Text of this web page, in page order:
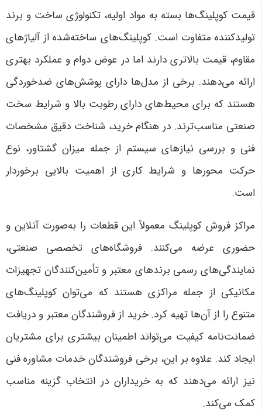
قیمت کوپلینگ‌ها بسته به مواد اولیه، تکنولوژی ساخت و برند
تولیدکننده متفاوت است. کوپلینگ‌های ساخته‌شده از آلیاژهای
مقاوم، قیمت بالاتری دارند اما در عوض دوام و عملکرد بهتری
ارائه می‌دهند. برخی از مدل‌ها دارای پوشش‌های ضدخوردگی
هستند که برای محیط‌های دارای رطوبت بالا و شرایط سخت
صنعتی مناسب‌ترند. در هنگام خرید، شناخت دقیق مشخصات
فنی و بررسی نیازهای سیستم از جمله میزان گشتاور، نوع
حرکت محورها و شرایط کاری از اهمیت بالایی برخوردار
است.
مراکز فروش کوپلینگ معمولاً این قطعات را به‌صورت آنلاین و
حضوری عرضه می‌کنند. فروشگاه‌های تخصصی صنعتی،
نمایندگی‌های رسمی برندهای معتبر و تأمین‌کنندگان تجهیزات
مکانیکی از جمله مراکزی هستند که می‌توان کوپلینگ‌های
متنوع را از آن‌ها تهیه کرد. خرید از فروشندگان معتبر و دریافت
ضمانت‌نامه کیفیت می‌تواند اطمینان بیشتری برای مشتریان
ایجاد کند. علاوه بر این، برخی فروشندگان خدمات مشاوره فنی
نیز ارائه می‌دهند که به خریداران در انتخاب گزینه مناسب
کمک می‌کند.